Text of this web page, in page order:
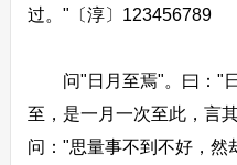
过。"〔淳〕123456789
问"日月至焉"。曰："日
至，是一月一次至此，言
问："思量事不到不好，然